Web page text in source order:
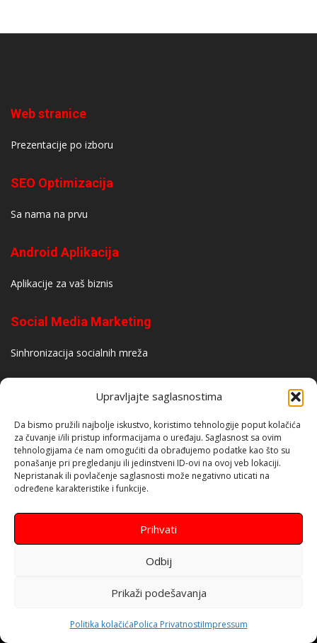
Upravljajte saglasnostima
Da bismo pružili najbolje iskustvo, koristimo tehnologije poput kolačića
za čuvanje i/ili pristup informacijama o uređaju. Saglasnost sa ovim
tehnologijama će nam omogućiti da obrađujemo podatke kao što su
ponašanje pri pregledanju ili jedinstveni ID-ovi na ovoj veb lokaciji.
Nepristanak ili povlačenje saglasnosti može negativno uticati na
određene karakteristike i funkcije.
Prihvati
Odbij
Prikaži podešavanja
Politika kolačićaPolica PrivatnostiImpressum
Web stranice
Prezentacije po izboru
SEO Optimizacija
Sa nama na prvu
Android Aplikacija
Aplikacije za vaš biznis
Social Media Marketing
Sinhronizacija socialnih mreža
Kontakt info
Izrada web stranica za mala, srednja i velika preduzeća kao i za